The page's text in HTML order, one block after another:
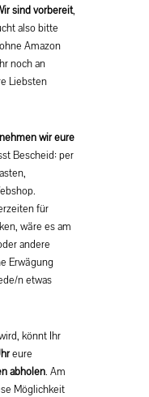
sind vorbereit,
also bitte
Amazon
noch an
Liebsten
wir eure
Bescheid: per
für
wäre es am
andere
Erwägung
n etwas
könnt Ihr
eure
abholen. Am
Möglichkeit